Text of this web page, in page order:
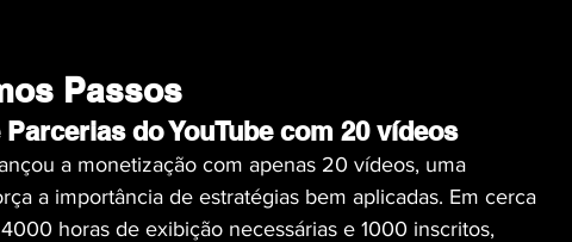
Passos
do YouTube com 20 vídeos
a monetização com apenas 20 vídeos, uma
a importância de estratégias bem aplicadas. Em cerca
horas de exibição necessárias e 1000 inscritos,